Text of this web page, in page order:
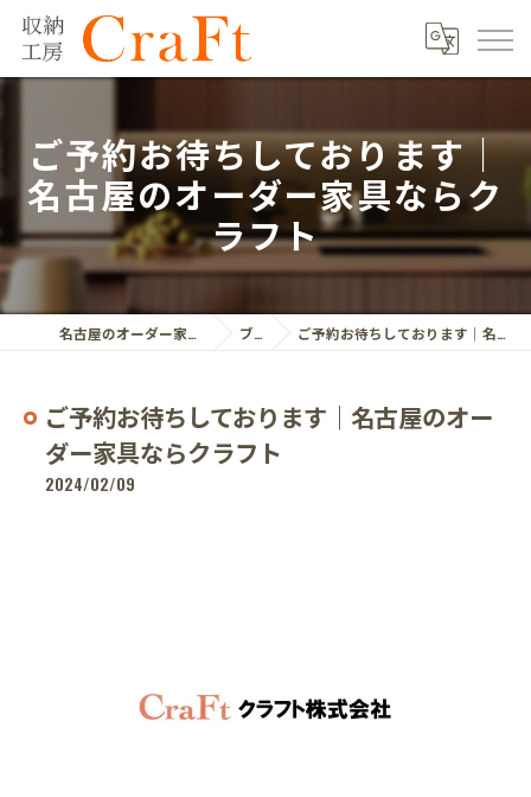
ご予約お待ちしております｜
名古屋のオーダー家具ならク
ラフト
名古屋のオーダー家具ならクラフト株式会社 ブログ ご予約お待ちしております｜名古屋のオーダー家具ならクラフト
ご予約お待ちしております｜名古屋のオー
ダー家具ならクラフト
2024/02/09